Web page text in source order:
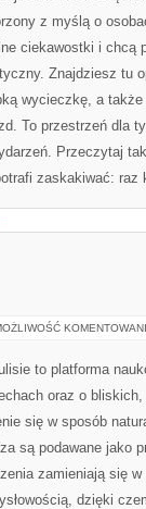
z myślą o
ciekawostki i chcą
Znajdziesz tu
wycieczkę, a także
To przestrzeń dla
Przeczytaj
zaskakiwać:
to platforma
oraz o
się w sposób
są podawane jako
zamieniają się
dzięki